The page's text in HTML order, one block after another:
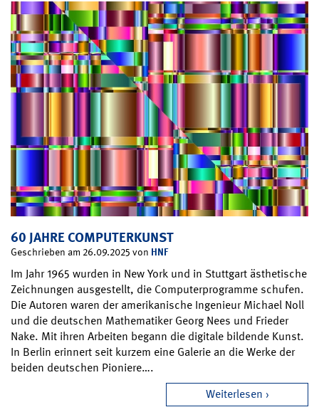
60 JAHRE COMPUTERKUNST
Geschrieben am 26.09.2025 von HNF
Im Jahr 1965 wurden in New York und in Stuttgart ästhetische
Zeichnungen ausgestellt, die Computerprogramme schufen.
Die Autoren waren der amerikanische Ingenieur Michael Noll
und die deutschen Mathematiker Georg Nees und Frieder
Nake. Mit ihren Arbeiten begann die digitale bildende Kunst.
In Berlin erinnert seit kurzem eine Galerie an die Werke der
beiden deutschen Pioniere….
Weiterlesen